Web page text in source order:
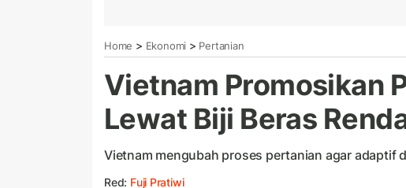
Home > Ekonomi > Pertanian
Vietnam Promosikan
Lewat Biji Beras
Vietnam mengubah proses pertanian agar adaptif
Red: Fuji Pratiwi